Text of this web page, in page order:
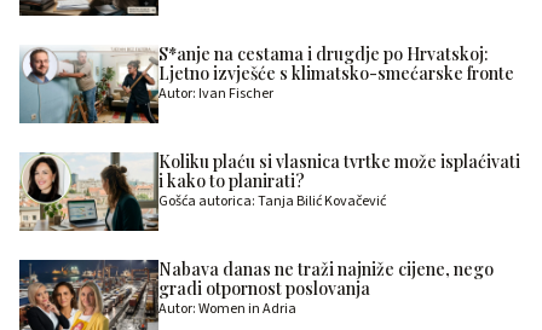
S*anje na cestama i drugdje po Hrvatskoj:
Ljetno izvješće s klimatsko-smećarske fronte
Autor: Ivan Fischer
Koliku plaću si vlasnica tvrtke može isplaćivati
i kako to planirati?
Gošća autorica: Tanja Bilić Kovačević
Nabava danas ne traži najniže cijene, nego
gradi otpornost poslovanja
Autor: Women in Adria